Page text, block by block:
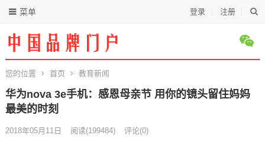
登录 注册
菜单
您的位置 首页 教育新闻
华为nova 3e手机：感恩母亲节 用你的镜头留住妈妈
最美的时刻
2018年05月11日 阅读(199484) 评论(0)